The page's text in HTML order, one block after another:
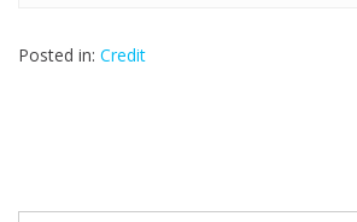
Posted in: Credit